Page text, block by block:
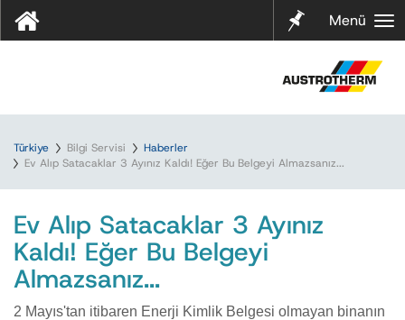
Notları
Menü
Türkiye Bilgi Servisi
Haberler
Ev Alıp Satacaklar 3 Ayınız Kaldı! Eğer Bu Belgeyi Almazsanız...
Ev Alıp Satacaklar 3 Ayınız
Kaldı! Eğer Bu Belgeyi
Almazsanız...
2 Mayıs'tan itibaren Enerji Kimlik Belgesi olmayan binanın